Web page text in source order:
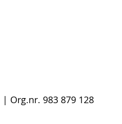
| Org.nr. 983 879 128